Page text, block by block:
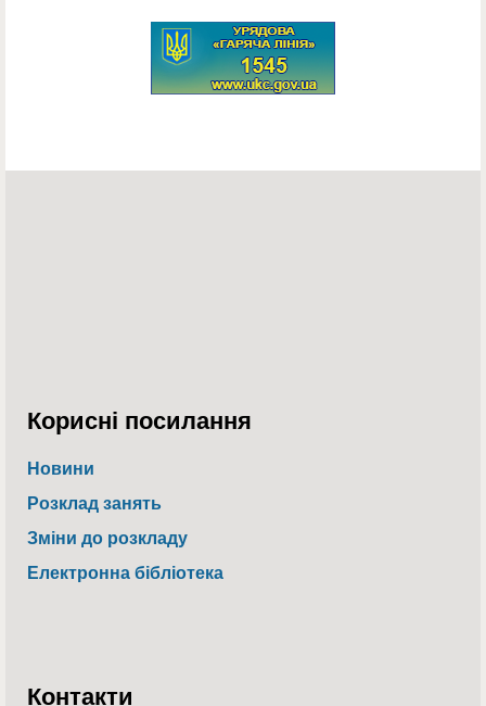
Корисні посилання
Новини
Розклад занять
Зміни до розкладу
Електронна бібліотека
Контакти